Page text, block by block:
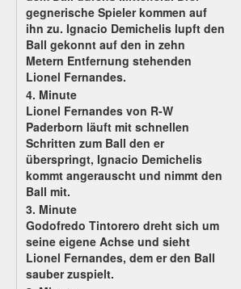
gegnerische Spieler kommen auf
ihn zu. Ignacio Demichelis lupft den
Ball gekonnt auf den in zehn
Metern Entfernung stehenden
Lionel Fernandes.
4. Minute
Lionel Fernandes von R-W
Paderborn läuft mit schnellen
Schritten zum Ball den er
überspringt, Ignacio Demichelis
kommt angerauscht und nimmt den
Ball mit.
3. Minute
Godofredo Tintorero dreht sich um
seine eigene Achse und sieht
Lionel Fernandes, dem er den Ball
sauber zuspielt.